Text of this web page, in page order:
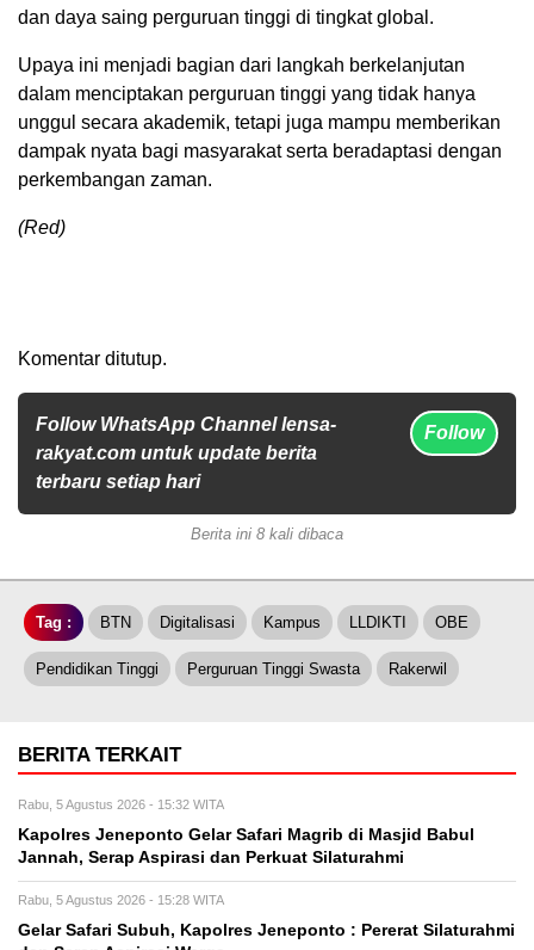
dan daya saing perguruan tinggi di tingkat global.
Upaya ini menjadi bagian dari langkah berkelanjutan
dalam menciptakan perguruan tinggi yang tidak hanya
unggul secara akademik, tetapi juga mampu memberikan
dampak nyata bagi masyarakat serta beradaptasi dengan
perkembangan zaman.
(Red)
Komentar ditutup.
Follow WhatsApp Channel lensa-
rakyat.com untuk update berita
terbaru setiap hari
Follow
Berita ini 8 kali dibaca
Tag : BTN Digitalisasi Kampus LLDIKTI OBE
Pendidikan Tinggi Perguruan Tinggi Swasta Rakerwil
BERITA TERKAIT
Rabu, 5 Agustus 2026 - 15:32 WITA
Kapolres Jeneponto Gelar Safari Magrib di Masjid Babul
Jannah, Serap Aspirasi dan Perkuat Silaturahmi
Rabu, 5 Agustus 2026 - 15:28 WITA
Gelar Safari Subuh, Kapolres Jeneponto : Pererat Silaturahmi